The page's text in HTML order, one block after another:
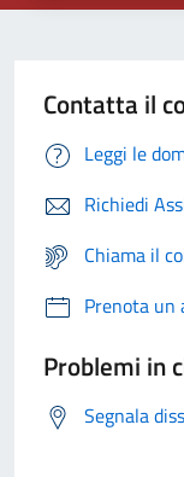
Contatta il
Leggi le
Richiedi
Chiama il
Prenota un
Problemi in
Segnala